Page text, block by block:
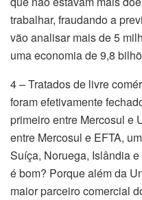
trabalhar, fraudando a
vão analisar mais de 5
uma economia de 9,8
4 – Tratados de livre
foram efetivamente
primeiro entre Mercosul e
entre Mercosul e EFTA,
Suíça, Noruega, Islândia
é bom? Porque além da
maior parceiro comercial